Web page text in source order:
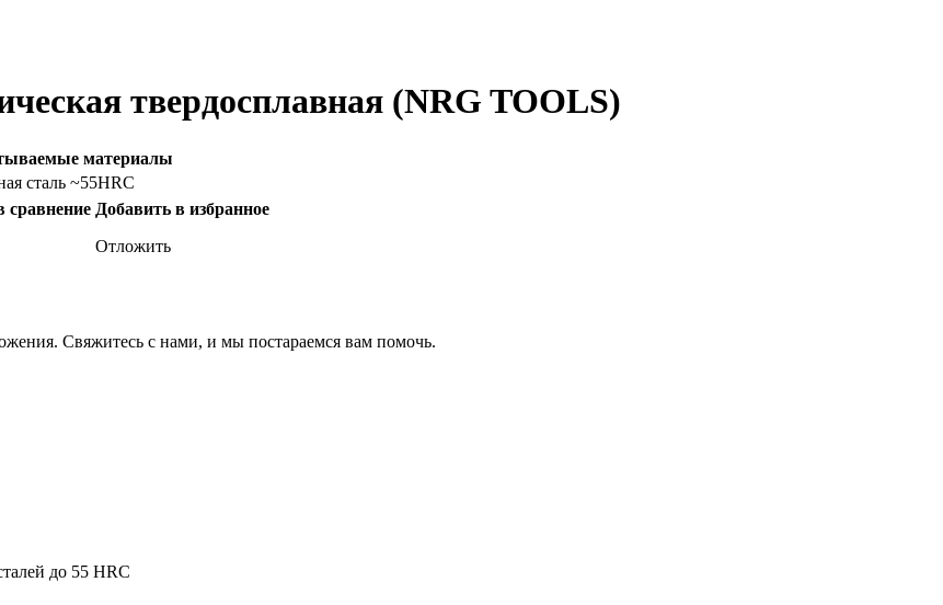
твердосплавная (NRG TOOLS)
материалы
сталь ~55HRC
сравнение Добавить в избранное
Отложить
Свяжитесь с нами, и мы постараемся вам помочь.
до 55 HRC